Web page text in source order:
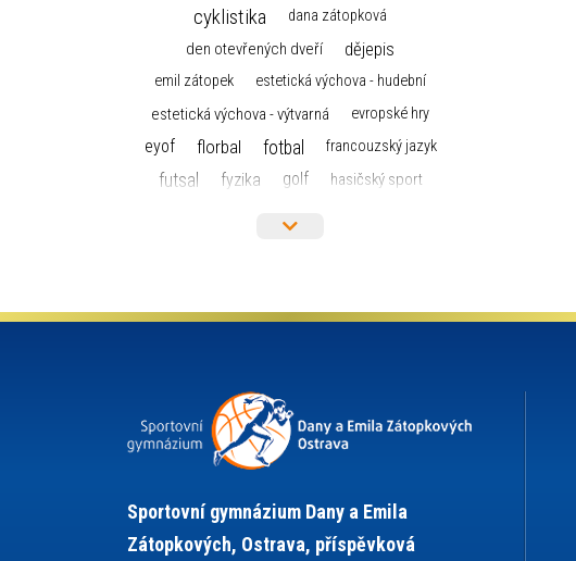
cyklistika dana zátopková
den otevřených dveří dějepis
emil zátopek estetická výchova - hudební
estetická výchova - výtvarná evropské hry
eyof florbal fotbal francouzský jazyk
futsal fyzika golf hasičský sport
krasobruslení
kultura a historie
moderní gymnastika
německý jazyk
občanská nauka
olympijské hry olympiáda dětí a mládeže
organizace plavání
pozvánka
požární sport
projekty přednáška
Sportovní gymnázium Dany a Emila
Zátopkových, Ostrava, příspěvková